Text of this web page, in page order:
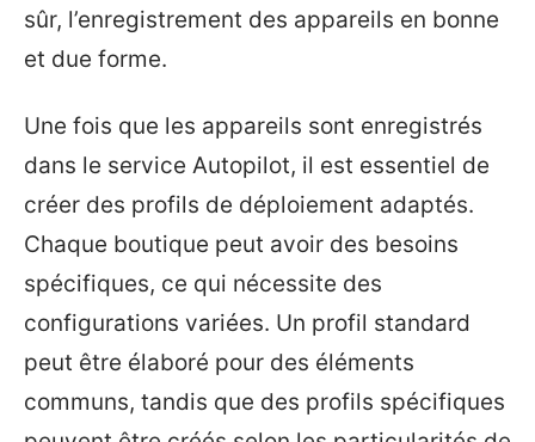
sûr, l’enregistrement des appareils en bonne
et due forme.
Une fois que les appareils sont enregistrés
dans le service Autopilot, il est essentiel de
créer des profils de déploiement adaptés.
Chaque boutique peut avoir des besoins
spécifiques, ce qui nécessite des
configurations variées. Un profil standard
peut être élaboré pour des éléments
communs, tandis que des profils spécifiques